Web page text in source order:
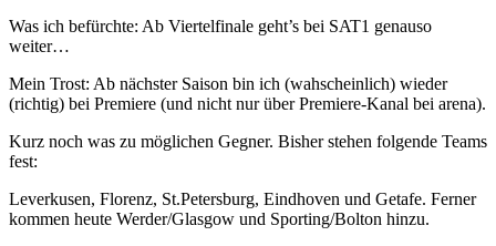
Was ich befürchte: Ab Viertelfinale geht’s bei SAT1 genauso
weiter…
Mein Trost: Ab nächster Saison bin ich (wahscheinlich) wieder
(richtig) bei Premiere (und nicht nur über Premiere-Kanal bei arena).
Kurz noch was zu möglichen Gegner. Bisher stehen folgende Teams
fest:
Leverkusen, Florenz, St.Petersburg, Eindhoven und Getafe. Ferner
kommen heute Werder/Glasgow und Sporting/Bolton hinzu.